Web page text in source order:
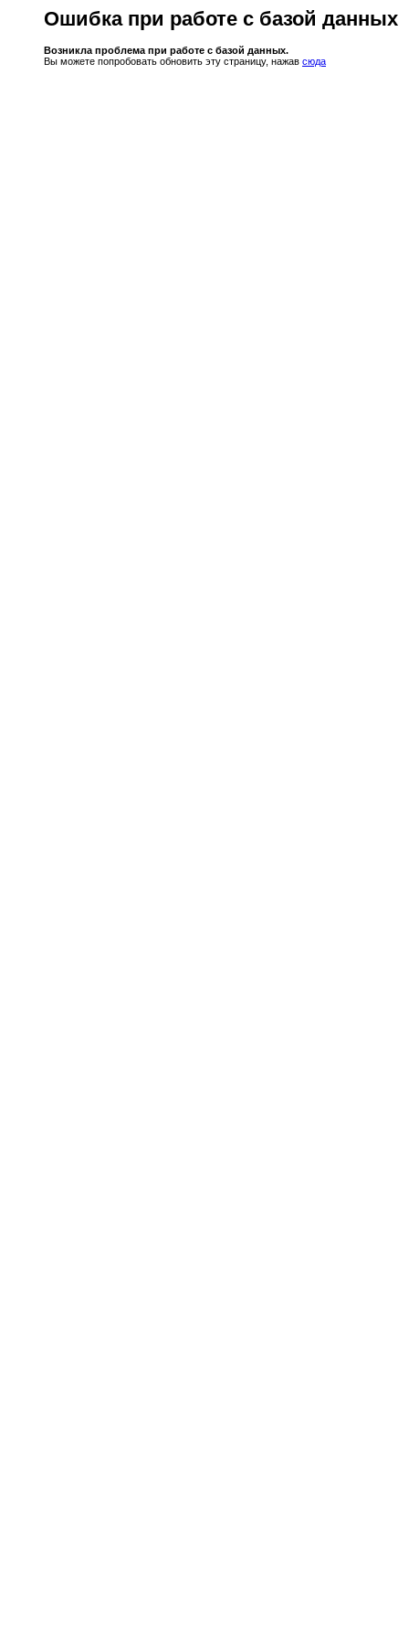
Ошибка при работе с базой данных
Возникла проблема при работе с базой данных.
Вы можете попробовать обновить эту страницу, нажав сюда